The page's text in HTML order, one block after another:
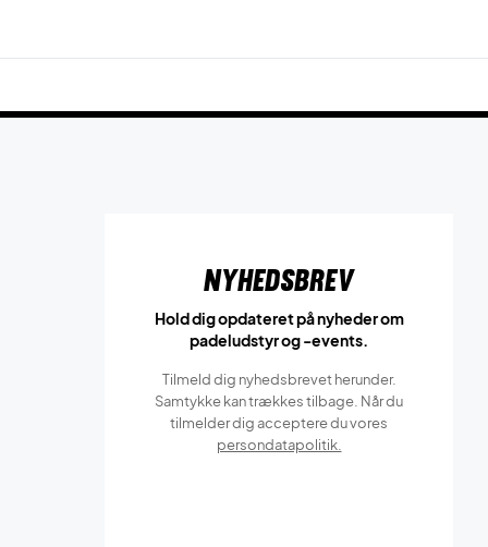
Nyhedsbrev
Hold dig opdateret på nyheder om
padeludstyr og -events.
Tilmeld dig nyhedsbrevet herunder.
Samtykke kan trækkes tilbage. Når du
tilmelder dig acceptere du vores
persondatapolitik.